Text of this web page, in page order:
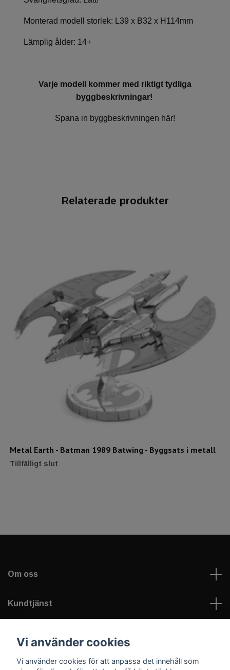
Monterad modell storlek: L39 x B32 x H114mm
Lämplig ålder: 14+
Varje modell kommer med riktigt tydliga
byggbeskrivningar!
Spana in byggbeskrivningen här!
Metal Earth - Batman 1989 Batwing - Byggsats i metall
Tillfälligt slut
Om oss
Kundtjänst
Sociala medier
Vi använder cookies
Vi använder cookies för att anpassa det innehåll som